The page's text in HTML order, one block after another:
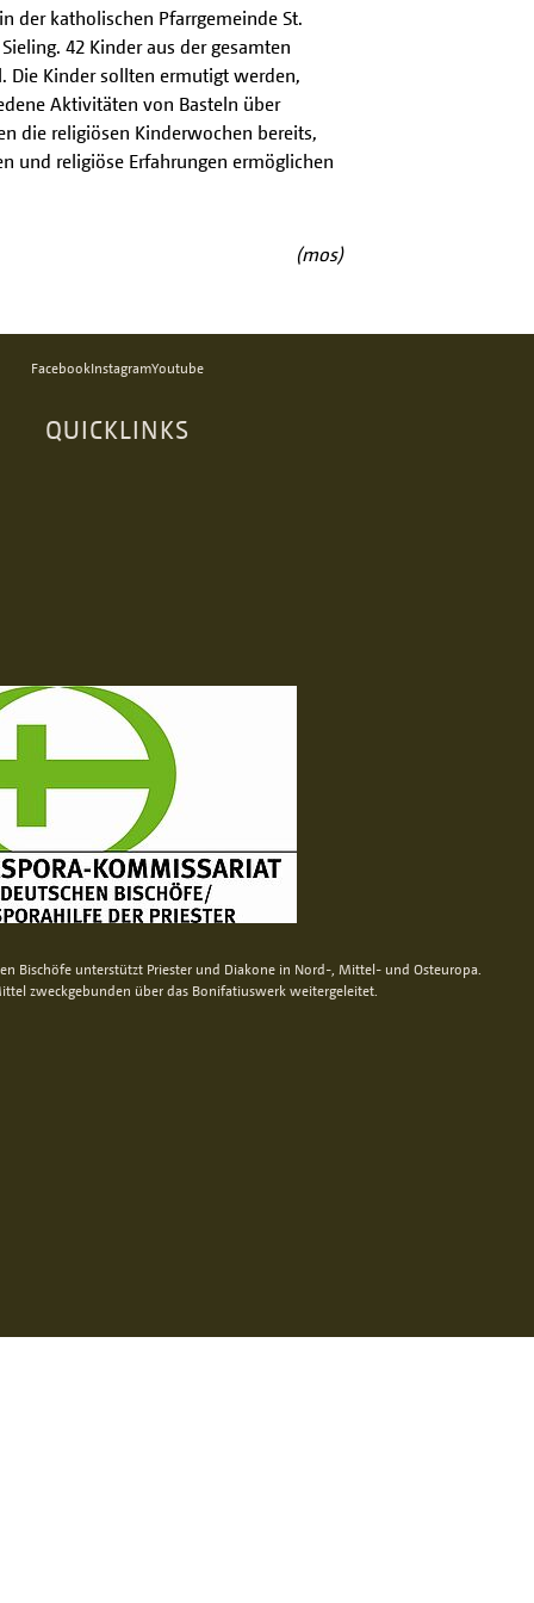
der katholischen Pfarrgemeinde St.
42 Kinder aus der gesamten
Die Kinder sollten ermutigt werden,
Aktivitäten von Basteln über
die religiösen Kinderwochen bereits,
und religiöse Erfahrungen ermöglichen
(mos)
FacebookInstagramYoutube
QUICKLINKS
Bischöfe unterstützt Priester und Diakone in Nord-, Mittel- und Osteuropa.
zweckgebunden über das Bonifatiuswerk weitergeleitet.